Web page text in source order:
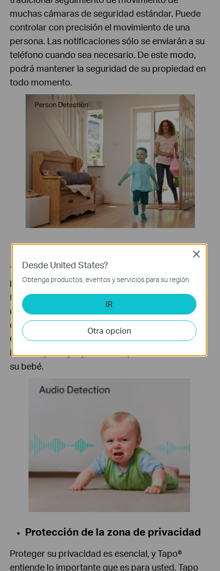
muchas cámaras de seguridad estándar. Puede
controlar con precisión el movimiento de una
persona. Las notificaciones sólo se enviarán a su
teléfono cuando sea necesario. De este modo,
podrá mantener la seguridad de su propiedad en
todo momento.
Notificación de llanto del bebé
Tapo Care® ha diseñado la función de llanto del
bebé para redefinir las cámaras Tapo®
tradicionales. Su cámara Tapo® se convierte en
un vigilante de bebés al combinar las funciones
de detección de personas y de llanto del bebé.
Cuando su hijo llore, recibirá una notificación al
instante para que pueda comprobar cómo está
su bebé.
Protección de la zona de privacidad
Proteger su privacidad es esencial, y Tapo®
entiende lo importante que es para usted. Tapo
Desde United States?
Obtenga productos, eventos y servicios para su región.
IR
Otra opcion
Close